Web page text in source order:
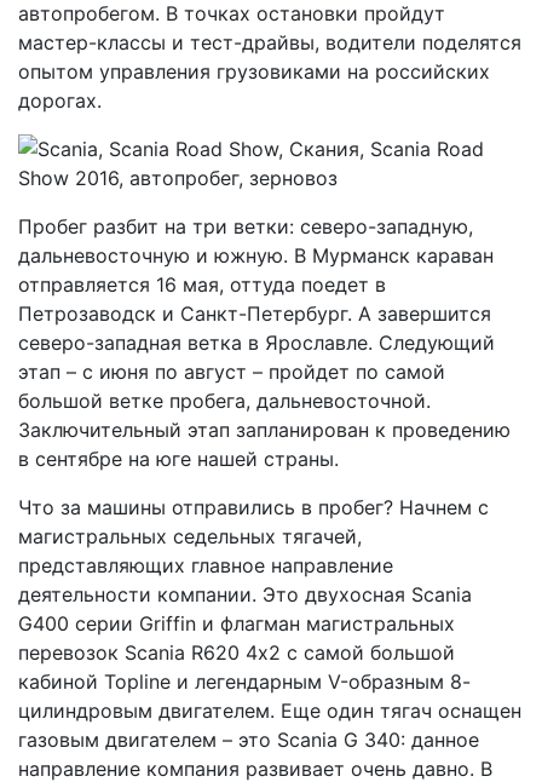
автопробегом. В точках остановки пройдут
мастер-классы и тест-драйвы, водители поделятся
опытом управления грузовиками на российских
дорогах.
Пробег разбит на три ветки: северо-западную,
дальневосточную и южную. В Мурманск караван
отправляется 16 мая, оттуда поедет в
Петрозаводск и Санкт-Петербург. А завершится
северо-западная ветка в Ярославле. Следующий
этап – с июня по август – пройдет по самой
большой ветке пробега, дальневосточной.
Заключительный этап запланирован к проведению
в сентябре на юге нашей страны.
Что за машины отправились в пробег? Начнем с
магистральных седельных тягачей,
представляющих главное направление
деятельности компании. Это двухосная Scania
G400 серии Griffin и флагман магистральных
перевозок Scania R620 4х2 с самой большой
кабиной Topline и легендарным V-образным 8-
цилиндровым двигателем. Еще один тягач оснащен
газовым двигателем – это Scania G 340: данное
направление компания развивает очень давно. В